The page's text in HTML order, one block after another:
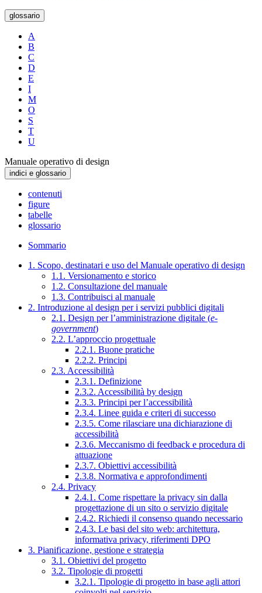
glossario
A
B
C
D
E
I
M
O
S
T
U
Manuale operativo di design
indici e glossario
contenuti
figure
tabelle
glossario
Sommario
1. Scopo, destinatari e uso del Manuale operativo di design
1.1. Versionamento e storico
1.2. Consultazione del manuale
1.3. Contribuisci al manuale
2. Introduzione al design per i servizi pubblici digitali
2.1. Design per l’amministrazione digitale (e-
government)
2.2. L’approccio progettuale
2.2.1. Buone pratiche
2.2.2. Principi
2.3. Accessibilità
2.3.1. Definizione
2.3.2. Accessibilità by design
2.3.3. Principi per l’accessibilità
2.3.4. Linee guida e criteri di successo
2.3.5. Come rilasciare una dichiarazione di
accessibilità
2.3.6. Meccanismo di feedback e procedura di
attuazione
2.3.7. Obiettivi accessibilità
2.3.8. Normativa e approfondimenti
2.4. Privacy
2.4.1. Come rispettare la privacy sin dalla
progettazione di un sito o servizio digitale
2.4.2. Richiedi il consenso quando necessario
2.4.3. Le basi del sito web: architettura,
informativa privacy, riferimenti DPO
3. Pianificazione, gestione e strategia
3.1. Obiettivi del progetto
3.2. Tipologie di progetti
3.2.1. Tipologie di progetto in base agli attori